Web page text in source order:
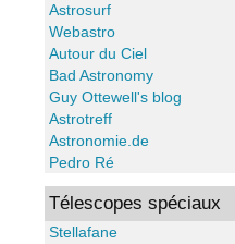
Astrosurf
Webastro
Autour du Ciel
Bad Astronomy
Guy Ottewell's blog
Astrotreff
Astronomie.de
Pedro Ré
Télescopes spéciaux
Stellafane